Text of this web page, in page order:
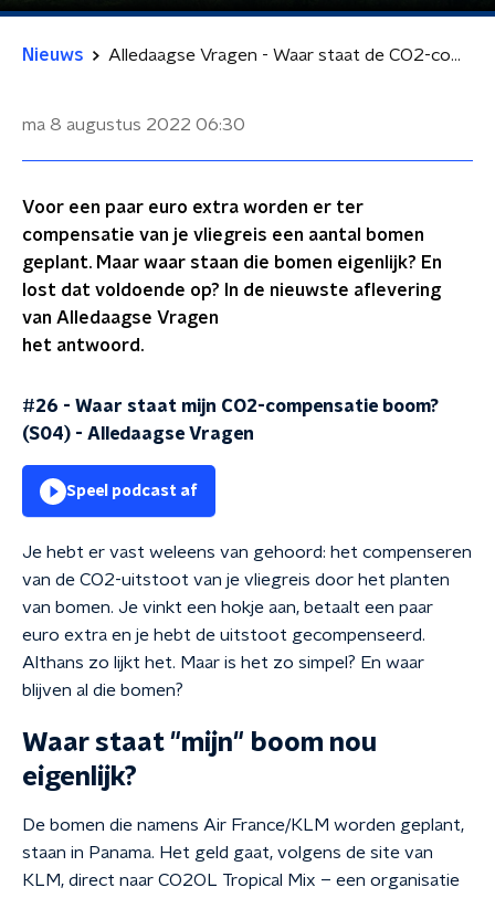
Nieuws Alledaagse Vragen - Waar staat de CO2-compensatieboom van jouw vliegreis eigenlijk?
ma 8 augustus 2022 06:30
Voor een paar euro extra worden er ter
compensatie van je vliegreis een aantal bomen
geplant. Maar waar staan die bomen eigenlijk? En
lost dat voldoende op? In de nieuwste aflevering
van Alledaagse Vragen
het antwoord.
#26 - Waar staat mijn CO2-compensatie boom?
(S04) - Alledaagse Vragen
Speel podcast af
Je hebt er vast weleens van gehoord: het compenseren
van de CO2-uitstoot van je vliegreis door het planten
van bomen. Je vinkt een hokje aan, betaalt een paar
euro extra en je hebt de uitstoot gecompenseerd.
Althans zo lijkt het. Maar is het zo simpel? En waar
blijven al die bomen?
Waar staat "mijn" boom nou
eigenlijk?
De bomen die namens Air France/KLM worden geplant,
staan in Panama. Het geld gaat, volgens de site van
KLM, direct naar CO2OL Tropical Mix – een organisatie